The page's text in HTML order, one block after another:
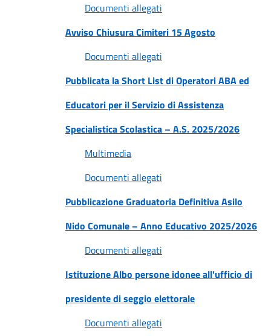
Documenti allegati
Avviso Chiusura Cimiteri 15 Agosto
Documenti allegati
Pubblicata la Short List di Operatori ABA ed
Educatori per il Servizio di Assistenza
Specialistica Scolastica – A.S. 2025/2026
Multimedia
Documenti allegati
Pubblicazione Graduatoria Definitiva Asilo
Nido Comunale – Anno Educativo 2025/2026
Documenti allegati
Istituzione Albo persone idonee all'ufficio di
presidente di seggio elettorale
Documenti allegati